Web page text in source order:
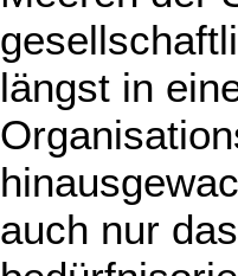
längst in
auch nur